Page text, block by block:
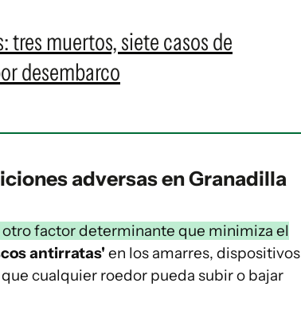
tres muertos, siete casos de
desembarco
adversas en Granadilla
factor determinante que minimiza el
antirratas'en los amarres, dispositivos
cualquier roedor pueda subir o bajar